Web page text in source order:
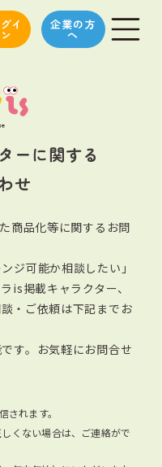
イ
ン
企業の方
へ
ーに関する
せ
商品化等に関するお問
ジ可能か相談したい」
is掲載キャラクター、
・ご依頼は下記までお
す。お気軽にお問合せ
れます。
くない場合は、ご連絡がで